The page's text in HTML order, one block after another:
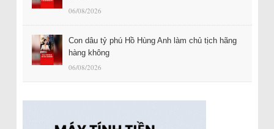
06/08/2026
Con dâu tỷ phú Hồ Hùng Anh làm chủ tịch hãng
hàng không
06/08/2026